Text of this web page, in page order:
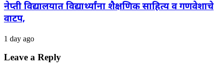
नेप्ती विद्यालयात विद्यार्थ्यांना शैक्षणिक साहित्य व गणवेशाचे
वाटप,
1 day ago
Leave a Reply